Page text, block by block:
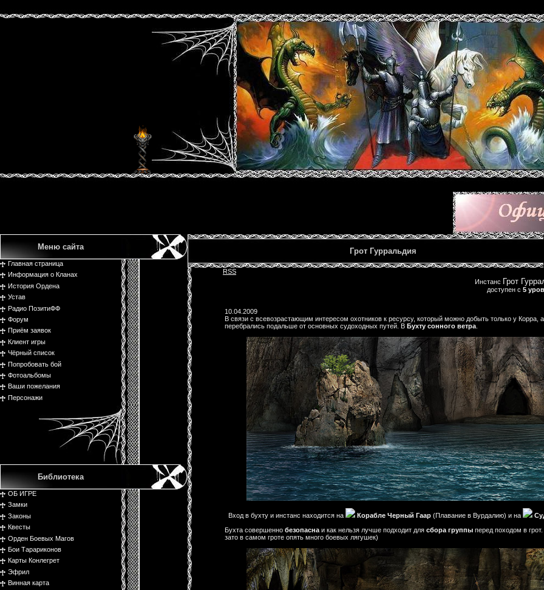
Меню сайта
Главная страница
Информация о Кланах
История Ордена
Устав
Радио ПозитиФФ
Форум
Приём заявок
Клиент игры
Чёрный список
Попробовать бой
Фотоальбомы
Ваши пожелания
Персонажи
Библиотека
ОБ ИГРЕ
Замки
Законы
Квесты
Орден Боевых Магов
Бои Тарариконов
Карты Конлегрет
Эфрил
Винная карта
Грот Гурральдия
RSS
Инстанс Грот
доступен с 5
10.04.2009
В связи с всевозрастающим интересом охотников к ресурсу, который можно добыть только у Корра,
перебрались подальше от основных судоходных путей. В Бухту сонного ветра
Вход в бухту и инстанс находится на Корабле Черный Гаар (Плавание в Вурдалию) и на
Бухта совершенно безопасна и как нельзя лучше подходит для сбора группы перед походом в грот.
зато в самом гроте опять много боевых лягушек)